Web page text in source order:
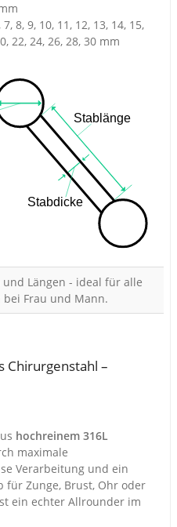
8, 9, 10, 11, 12, 13, 14, 15,
22, 24, 26, 28, 30 mm
Längen - ideal für alle
Frau und Mann.
Chirurgenstahl –
hochreinem 316L
maximale
Verarbeitung und ein
für Zunge, Brust, Ohr oder
ein echter Allrounder im